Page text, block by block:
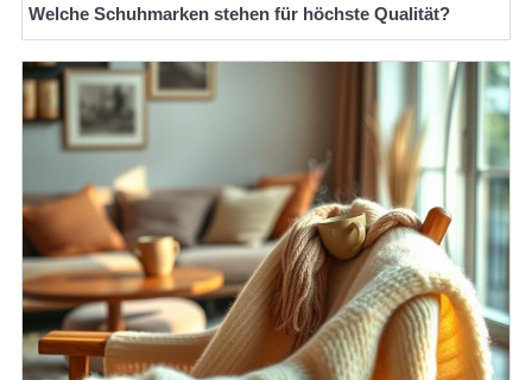
Welche Schuhmarken stehen für höchste Qualität?